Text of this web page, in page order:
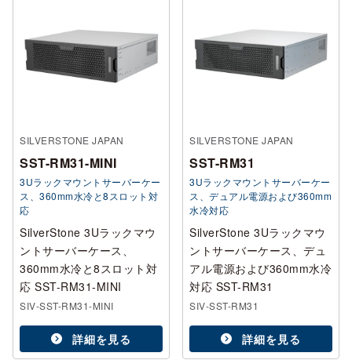
SILVERSTONE JAPAN
SST-RM31-MINI
3Uラックマウントサーバーケー
ス、360mm水冷と8スロット対
応
SilverStone 3Uラックマウ
ントサーバーケース、
360mm水冷と8スロット対
応 SST-RM31-MINI
SIV-SST-RM31-MINI
詳細を見る
SILVERSTONE JAPAN
SST-RM31
3Uラックマウントサーバーケー
ス、デュアル電源および360mm
水冷対応
SilverStone 3Uラックマウ
ントサーバーケース、デュ
アル電源および360mm水冷
対応 SST-RM31
SIV-SST-RM31
詳細を見る